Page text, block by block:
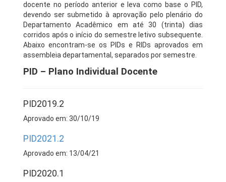
docente no período anterior e leva como base o PID,
devendo ser submetido à aprovação pelo plenário do
Departamento Acadêmico em até 30 (trinta) dias
corridos após o início do semestre letivo subsequente.
Abaixo encontram-se os PIDs e RIDs aprovados em
assembleia departamental, separados por semestre.
PID – Plano Individual Docente
PID2019.2
Aprovado em: 30/10/19
PID2021.2
Aprovado em: 13/04/21
PID2020.1